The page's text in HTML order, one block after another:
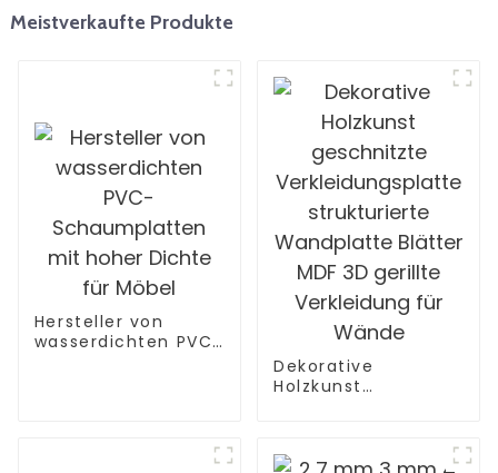
Meistverkaufte Produkte
Hersteller von
wasserdichten PVC-
Dekorative
Holzkunst
Wandplatte Blätter